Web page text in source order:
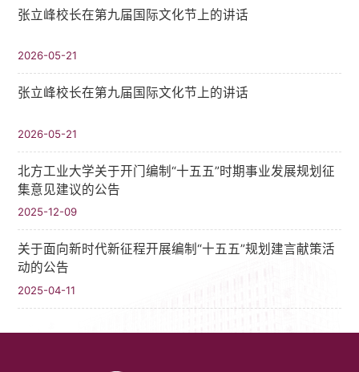
张立峰校长在第九届国际文化节上的讲话
2026-05-21
张立峰校长在第九届国际文化节上的讲话
2026-05-21
北方工业大学关于开门编制“十五五”时期事业发展规划征
集意见建议的公告
2025-12-09
关于面向新时代新征程开展编制“十五五”规划建言献策活
动的公告
2025-04-11